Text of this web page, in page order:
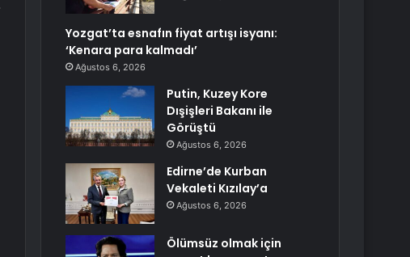
Yozgat’ta esnafın fiyat artışı isyanı:
‘Kenara para kalmadı’
Ağustos 6, 2026
Putin, Kuzey Kore
Dışişleri Bakanı ile
Görüştü
Ağustos 6, 2026
Edirne’de Kurban
Vekaleti Kızılay’a
Ağustos 6, 2026
Ölümsüz olmak için